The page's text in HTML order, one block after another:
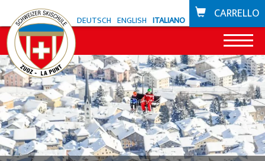
DEUTSCH ENGLISH ITALIANO CARRELLO
News
Offerta Zuoz
Snowli Kids Village
Offerta La Punt